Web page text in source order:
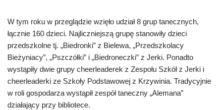
W tym roku w przeglądzie wzięło udział 8 grup tanecznych,
łącznie 160 dzieci. Najliczniejszą grupę stanowiły dzieci
przedszkolne tj. „Biedronki” z Bielewa, „Przedszkolacy
Bieżyniacy”, „Pszczółki” i „Biedroneczki” z Jerki. Ponadto
wystąpiły dwie grupy cheerleaderek z Zespołu Szkół z Jerki i
cheerleaderki ze Szkoły Podstawowej z Krzywinia. Tradycyjnie
w roli gospodarza wystąpił zespół taneczny „Alemana”
działający przy bibliotece.